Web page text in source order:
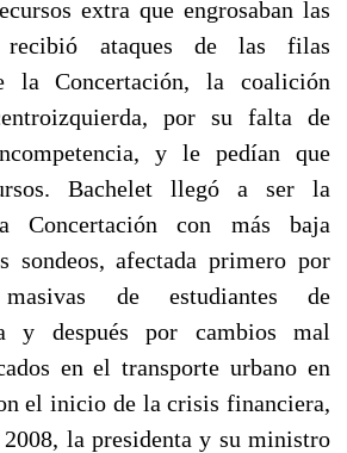
extra que engrosaban las
recibió ataques de las filas
la Concertación, la coalición
por su falta de
y le pedían que
Bachelet llegó a ser la
Concertación con más baja
sondeos, afectada primero por
masivas de estudiantes de
y después por cambios mal
en el transporte urbano en
el inicio de la crisis financiera,
la presidenta y su ministro